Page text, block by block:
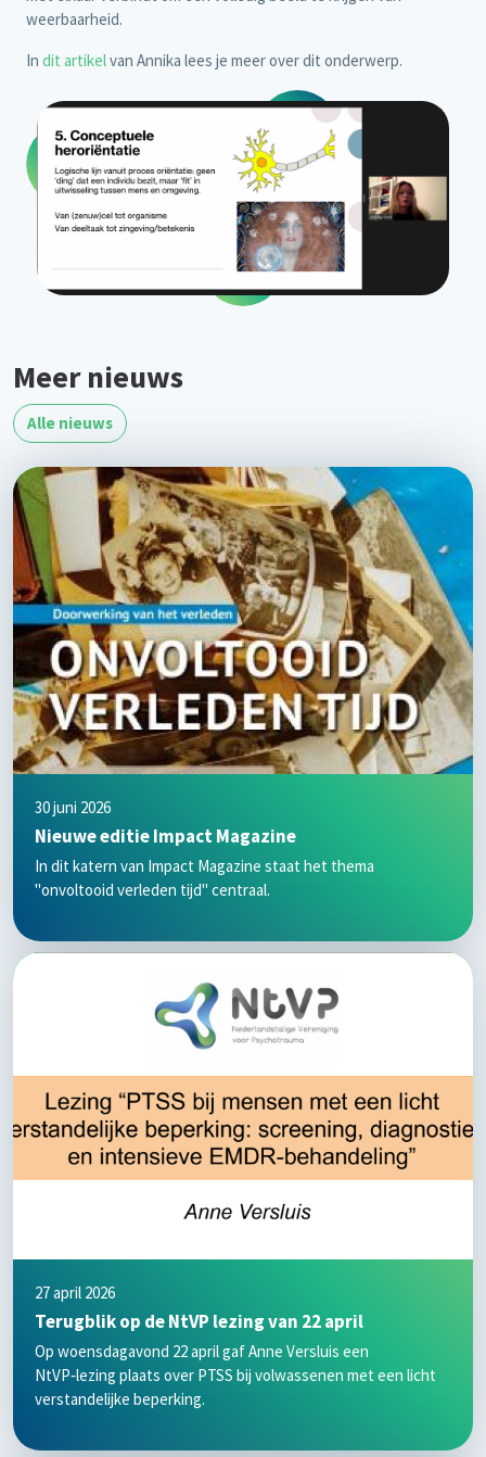
weerbaarheid.
In dit artikelvan Annika lees je meer over dit onderwerp.
Meer nieuws
Alle nieuws
30 juni 2026
Nieuwe editie Impact Magazine
In dit katern van Impact Magazine staat het thema
"onvoltooid verleden tijd" centraal.
27 april 2026
Terugblik op de NtVP lezing van 22 april
Op woensdagavond 22 april gaf Anne Versluis een
NtVP‑lezing plaats over PTSS bij volwassenen met een licht
verstandelijke beperking.